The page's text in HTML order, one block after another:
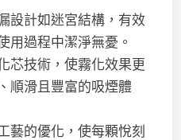
設計如迷宮結構，有效
用過程中潔淨無憂。
芯技術，使霧化效果更
順滑且豐富的吸煙體
藝的優化，使每顆悅刻